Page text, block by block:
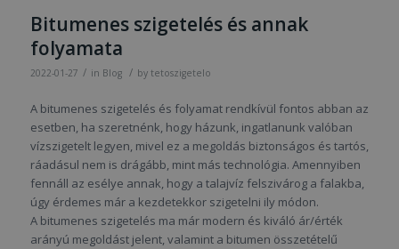
Bitumenes szigetelés és annak
folyamata
2022-01-27 / in Blog / by tetoszigetelo
A bitumenes szigetelés és folyamat rendkívül fontos abban az
esetben, ha szeretnénk, hogy házunk, ingatlanunk valóban
vízszigetelt legyen, mivel ez a megoldás biztonságos és tartós,
ráadásul nem is drágább, mint más technológia. Amennyiben
fennáll az esélye annak, hogy a talajvíz felszivárog a falakba,
úgy érdemes már a kezdetekkor szigetelni ily módon.
A bitumenes szigetelés ma már modern és kiváló ár/érték
arányú megoldást jelent, valamint a bitumen összetételű